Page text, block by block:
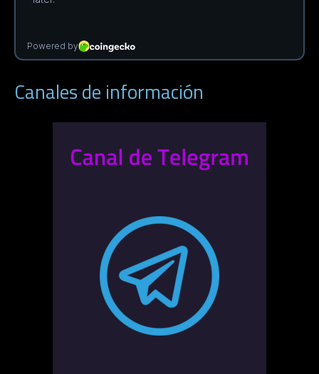
Canales de información